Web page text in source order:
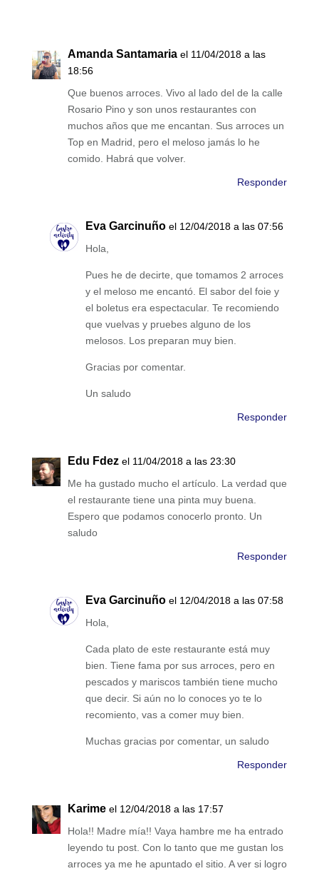
Amanda Santamaria el 11/04/2018 a las
18:56
Que buenos arroces. Vivo al lado del de la calle
Rosario Pino y son unos restaurantes con
muchos años que me encantan. Sus arroces un
Top en Madrid, pero el meloso jamás lo he
comido. Habrá que volver.
Responder
Eva Garcinuño el 12/04/2018 a las 07:56
Hola,
Pues he de decirte, que tomamos 2 arroces
y el meloso me encantó. El sabor del foie y
el boletus era espectacular. Te recomiendo
que vuelvas y pruebes alguno de los
melosos. Los preparan muy bien.
Gracias por comentar.
Un saludo
Responder
Edu Fdez el 11/04/2018 a las 23:30
Me ha gustado mucho el artículo. La verdad que
el restaurante tiene una pinta muy buena.
Espero que podamos conocerlo pronto. Un
saludo
Responder
Eva Garcinuño el 12/04/2018 a las 07:58
Hola,
Cada plato de este restaurante está muy
bien. Tiene fama por sus arroces, pero en
pescados y mariscos también tiene mucho
que decir. Si aún no lo conoces yo te lo
recomiento, vas a comer muy bien.
Muchas gracias por comentar, un saludo
Responder
Karime el 12/04/2018 a las 17:57
Hola!! Madre mía!! Vaya hambre me ha entrado
leyendo tu post. Con lo tanto que me gustan los
arroces ya me he apuntado el sitio. A ver si logro